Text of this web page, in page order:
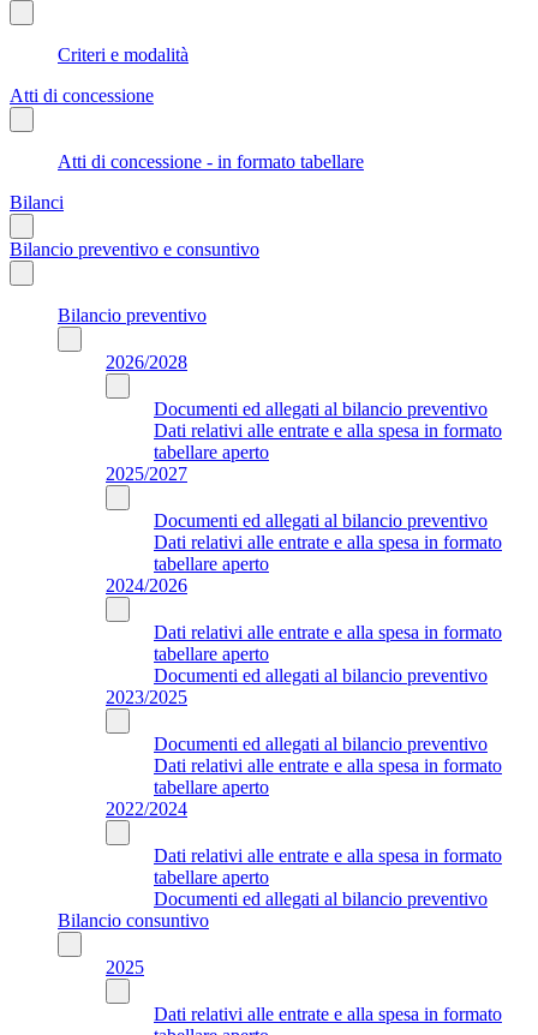
Criteri e modalità
Atti di concessione
Atti di concessione - in formato tabellare
Bilanci
Bilancio preventivo e consuntivo
Bilancio preventivo
2026/2028
Documenti ed allegati al bilancio preventivo
Dati relativi alle entrate e alla spesa in formato
tabellare aperto
2025/2027
Documenti ed allegati al bilancio preventivo
Dati relativi alle entrate e alla spesa in formato
tabellare aperto
2024/2026
Dati relativi alle entrate e alla spesa in formato
tabellare aperto
Documenti ed allegati al bilancio preventivo
2023/2025
Documenti ed allegati al bilancio preventivo
Dati relativi alle entrate e alla spesa in formato
tabellare aperto
2022/2024
Dati relativi alle entrate e alla spesa in formato
tabellare aperto
Documenti ed allegati al bilancio preventivo
Bilancio consuntivo
2025
Dati relativi alle entrate e alla spesa in formato